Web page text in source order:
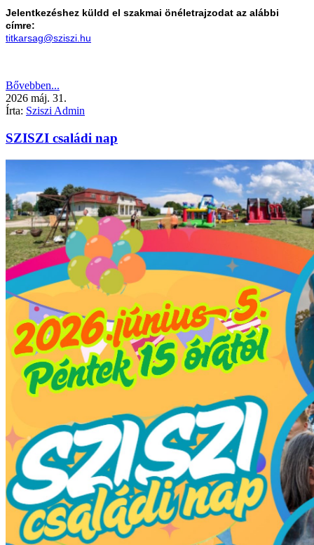
Jelentkezéshez küldd el szakmai önéletrajzodat az alábbi
címre:
titkarsag@sziszi.hu
Bővebben...
2026 máj. 31.
Írta: Sziszi Admin
SZISZI családi nap